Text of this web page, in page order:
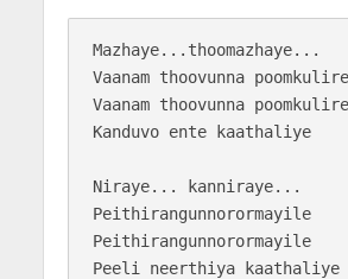
Mazhaye...thoomazhaye...
Vaanam thoovunna
Vaanam thoovunna
Kanduvo ente kaathaliye
Niraye... kanniraye...
Peithirangunnorormayile
Peithirangunnorormayile
Peeli neerthiya kaathaliye